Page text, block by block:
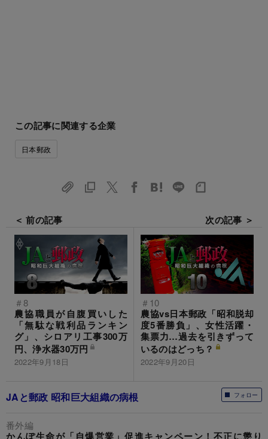
この記事に関連する企業
日本郵政
＜ 前の記事
＃8
農協職員が自腹買いした
「無駄な戦利品ランキン
グ」、シロアリ工事300万
円、浄水器30万円
2022年9月18日
次の記事 ＞
＃10
農協vs日本郵政「昭和脱却
度5番勝負」、女性活躍・
集票力…過去を引きずって
いるのはどっち？
2022年9月20日
フォロー
JAと郵政 昭和巨大組織の病根
番外編
かんぽ生命が「自爆営業」促進キャンペーン！不正に懲り